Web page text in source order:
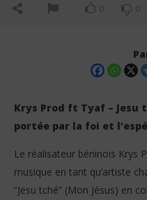
0 0
Krys Prod ft Tyaf – Jesu
portée par la foi et
Le réalisateur béninois Krys
musique en tant qu’artiste
“Jesu tché” (Mon Jésus) en